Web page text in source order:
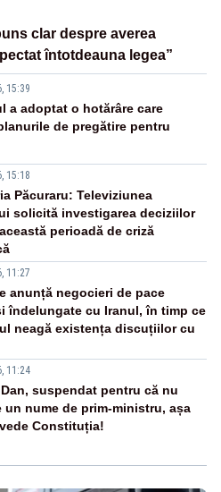
clar despre averea
întotdeauna legea”
15:39
a adoptat o hotărâre care
de pregătire pentru
15:18
Păcuraru: Televiziunea
solicită investigarea deciziilor
perioadă de criză
11:27
anunță negocieri de pace
îndelungate cu Iranul, în timp ce
neagă existența discuțiilor cu
11:24
suspendat pentru că nu
un nume de prim-ministru, așa
Constituția!